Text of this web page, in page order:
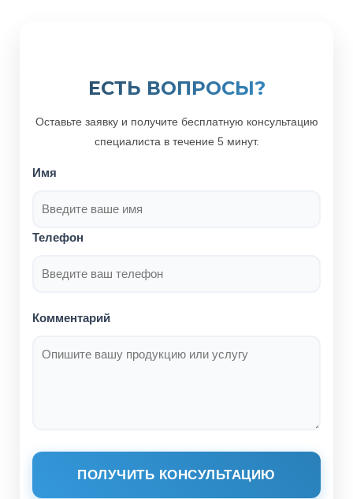
ЕСТЬ ВОПРОСЫ?
Оставьте заявку и получите бесплатную консультацию
специалиста в течение 5 минут.
Имя
Телефон
Комментарий
ПОЛУЧИТЬ КОНСУЛЬТАЦИЮ